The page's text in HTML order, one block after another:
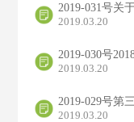
2019.03.20
2019.03.20
2019-029号第
2019.03.20